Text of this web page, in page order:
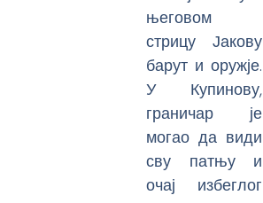
његовом
стрицу Јакову
барут и оружје.
У Купинову,
граничар је
могао да види
сву патњу и
очај избеглог